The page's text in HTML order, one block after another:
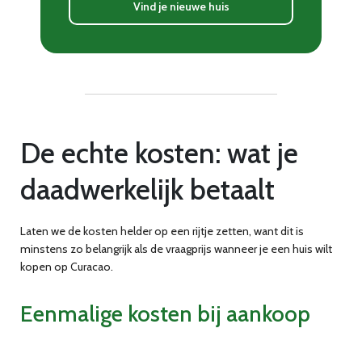
Vind je nieuwe huis
De echte kosten: wat je
daadwerkelijk betaalt
Laten we de kosten helder op een rijtje zetten, want dit is
minstens zo belangrijk als de vraagprijs wanneer je een huis wilt
kopen op Curacao.
Eenmalige kosten bij aankoop